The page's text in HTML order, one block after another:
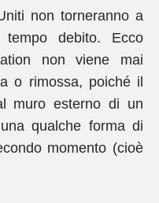
non torneranno a
debito. Ecco
non viene mai
o rimossa, poiché il
muro esterno di un
qualche forma di
momento (cioè